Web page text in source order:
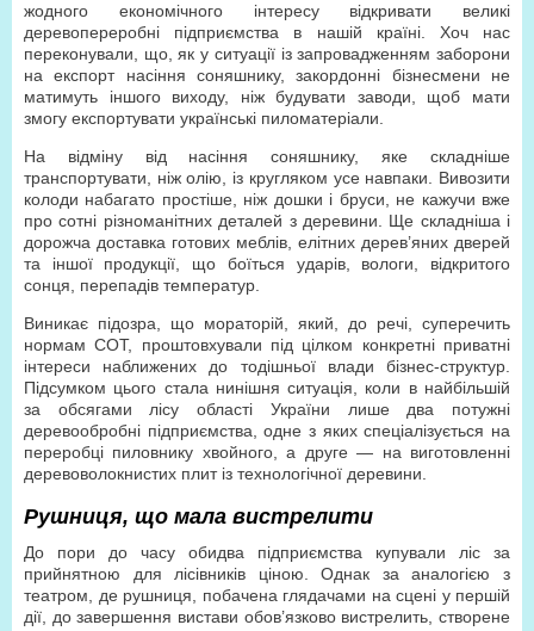
жодного економічного інтересу відкривати великі
деревопереробні підприємства в нашій країні. Хоч нас
переконували, що, як у ситуації із запровадженням заборони
на експорт насіння соняшнику, закордонні бізнесмени не
матимуть іншого виходу, ніж будувати заводи, щоб мати
змогу експортувати українські пиломатеріали.
На відміну від насіння соняшнику, яке складніше
транспортувати, ніж олію, із кругляком усе навпаки. Вивозити
колоди набагато простіше, ніж дошки і бруси, не кажучи вже
про сотні різноманітних деталей з деревини. Ще складніша і
дорожча доставка готових меблів, елітних дерев’яних дверей
та іншої продукції, що боїться ударів, вологи, відкритого
сонця, перепадів температур.
Виникає підозра, що мораторій, який, до речі, суперечить
нормам СОТ, проштовхували під цілком конкретні приватні
інтереси наближених до тодішньої влади бізнес-структур.
Підсумком цього стала нинішня ситуація, коли в найбільшій
за обсягами лісу області України лише два потужні
деревообробні підприємства, одне з яких спеціалізується на
переробці пиловнику хвойного, а друге — на виготовленні
деревоволокнистих плит із технологічної деревини.
Рушниця, що мала вистрелити
До пори до часу обидва підприємства купували ліс за
прийнятною для лісівників ціною. Однак за аналогією з
театром, де рушниця, побачена глядачами на сцені у першій
дії, до завершення вистави обов’язково вистрелить, створене